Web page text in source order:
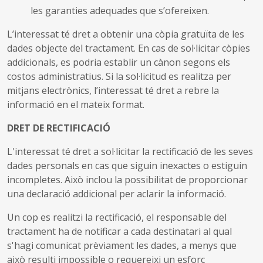
les garanties adequades que s’ofereixen.
L’interessat té dret a obtenir una còpia gratuïta de les
dades objecte del tractament. En cas de sol·licitar còpies
addicionals, es podria establir un cànon segons els
costos administratius. Si la sol·licitud es realitza per
mitjans electrònics, l’interessat té dret a rebre la
informació en el mateix format.
DRET DE RECTIFICACIÓ
L'interessat té dret a sol·licitar la rectificació de les seves
dades personals en cas que siguin inexactes o estiguin
incompletes. Això inclou la possibilitat de proporcionar
una declaració addicional per aclarir la informació.
Un cop es realitzi la rectificació, el responsable del
tractament ha de notificar a cada destinatari al qual
s'hagi comunicat prèviament les dades, a menys que
això resulti impossible o requereixi un esforç